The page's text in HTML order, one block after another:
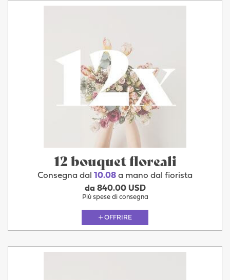
12 bouquet floreali
Consegna dal 10.08 a mano dal fiorista
da 840.00 USD
Più spese di consegna
OFFRIRE